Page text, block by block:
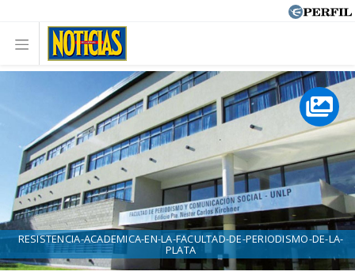
RESISTENCIA-ACADEMICA-EN-LA-FACULTAD-DE-PERIODISMO-DE-LA-
PLATA